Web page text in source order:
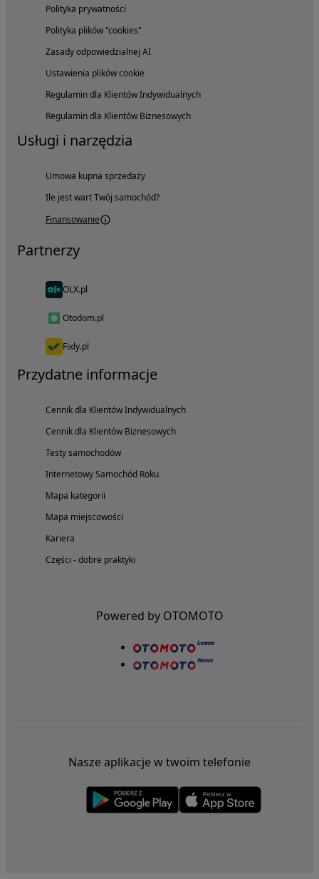
Polityka prywatności
Polityka plików "cookies"
Zasady odpowiedzialnej AI
Ustawienia plików cookie
Regulamin dla Klientów Indywidualnych
Regulamin dla Klientów Biznesowych
Usługi i narzędzia
Umowa kupna sprzedaży
Ile jest wart Twój samochód?
Finansowanie
Partnerzy
OLX.pl
Otodom.pl
Fixly.pl
Przydatne informacje
Cennik dla Klientów Indywidualnych
Cennik dla Klientów Biznesowych
Testy samochodów
Internetowy Samochód Roku
Mapa kategorii
Mapa miejscowości
Kariera
Części - dobre praktyki
Powered by OTOMOTO
Nasze aplikacje w twoim telefonie